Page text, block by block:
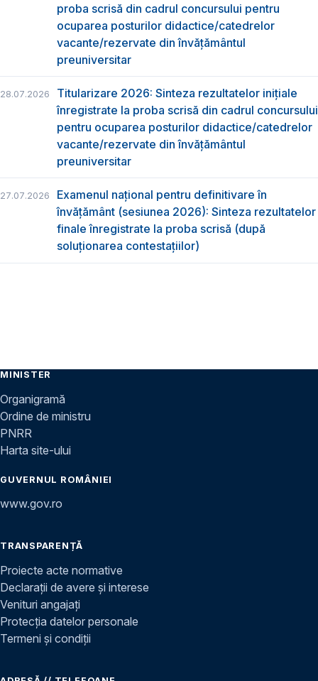
proba scrisă din cadrul concursului pentru
ocuparea posturilor didactice/catedrelor
vacante/rezervate din învăţământul
preuniversitar
28.07.2026
Titularizare 2026: Sinteza rezultatelor inițiale
înregistrate la proba scrisă din cadrul concursului
pentru ocuparea posturilor didactice/catedrelor
vacante/rezervate din învăţământul
preuniversitar
27.07.2026
Examenul național pentru definitivare în
învățământ (sesiunea 2026): Sinteza rezultatelor
finale înregistrate la proba scrisă (după
soluționarea contestațiilor)
MINISTER
Organigramă
Ordine de ministru
PNRR
Harta site-ului
GUVERNUL ROMÂNIEI
www.gov.ro
TRANSPARENȚĂ
Proiecte acte normative
Declarații de avere și interese
Venituri angajați
Protecția datelor personale
Termeni și condiții